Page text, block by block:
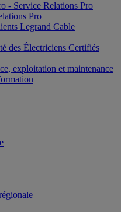
- Service Relations Pro
Pro
Legrand Cable
des Électriciens Certifiés
exploitation et maintenance